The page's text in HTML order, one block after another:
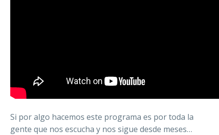
Si por algo hacemos este programa es por toda la
gente que nos escucha y nos sigue desde meses…